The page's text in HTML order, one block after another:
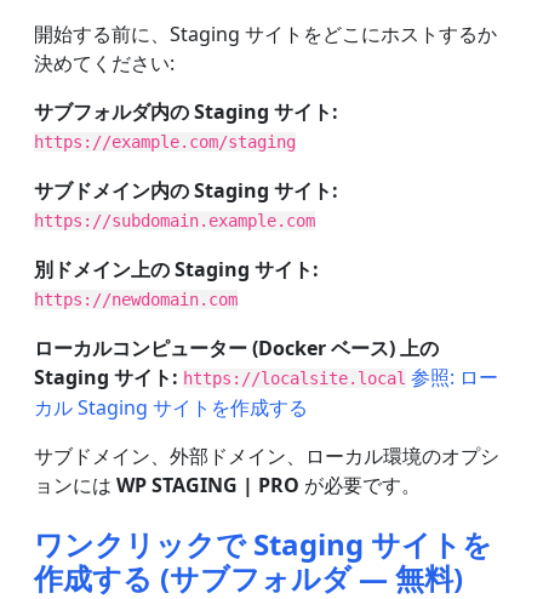
開始する前に、Staging サイトをどこにホストするか
決めてください:
サブフォルダ内の Staging サイト:
https://example.com/staging
サブドメイン内の Staging サイト:
https://subdomain.example.com
別ドメイン上の Staging サイト:
https://newdomain.com
ローカルコンピューター (Docker ベース) 上の
Staging サイト: https://localsite.local 参照: ロー
カル Staging サイトを作成する
サブドメイン、外部ドメイン、ローカル環境のオプシ
ョンには WP STAGING | PRO が必要です。
ワンクリックで Staging サイトを
作成する (サブフォルダ — 無料)